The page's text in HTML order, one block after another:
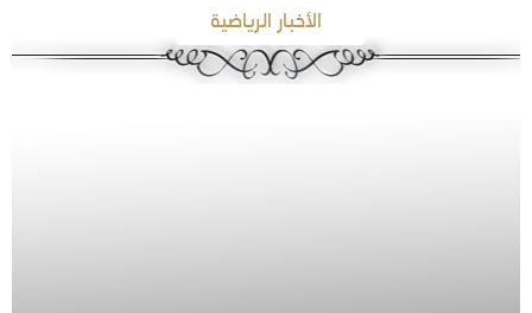
الأخبار الرياضية